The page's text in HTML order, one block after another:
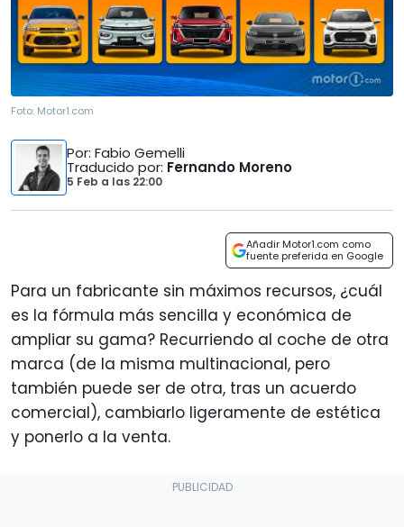
Foto: Motor1.com
Por: Fabio Gemelli
Traducido por: Fernando Moreno
5 Feb a las 22:00
Añadir Motor1.com como
fuente preferida en Google
Para un fabricante sin máximos recursos, ¿cuál
es la fórmula más sencilla y económica de
ampliar su gama? Recurriendo al coche de otra
marca (de la misma multinacional, pero
también puede ser de otra, tras un acuerdo
comercial), cambiarlo ligeramente de estética
y ponerlo a la venta.